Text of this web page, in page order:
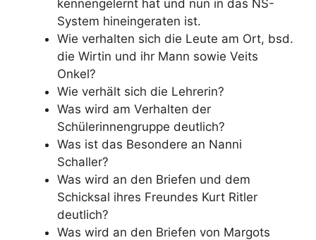
kennengelernt hat und nun in das NS-
System hineingeraten ist.
Wie verhalten sich die Leute am Ort, bsd.
die Wirtin und ihr Mann sowie Veits
Onkel?
Wie verhält sich die Lehrerin?
Was wird am Verhalten der
Schülerinnengruppe deutlich?
Was ist das Besondere an Nanni
Schaller?
Was wird an den Briefen und dem
Schicksal ihres Freundes Kurt Ritler
deutlich?
Was wird an den Briefen von Margots